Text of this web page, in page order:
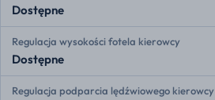
Dostępne
Regulacja wysokości fotela kierowcy
Dostępne
Regulacja podparcia lędźwiowego kierowcy